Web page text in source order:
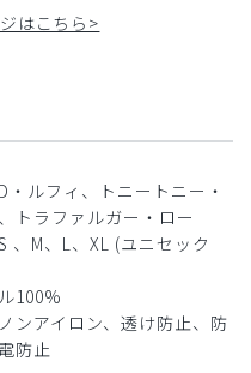
はこちら>
・ルフィ、トニートニー・
トラファルガー・ロー
、M、L、XL (ユニセック
100%
ンアイロン、透け防止、防
防止